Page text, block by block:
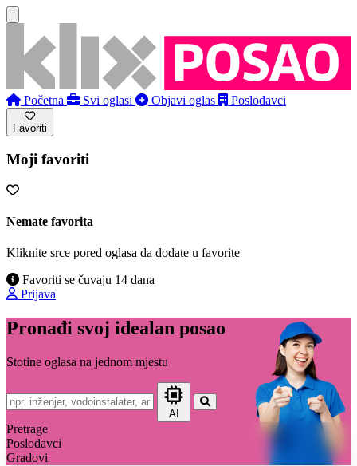
Početna Svi oglasi Objavi oglas Poslodavci
Favoriti
Moji favoriti
Nemate favorita
Kliknite srce pored oglasa da dodate u favorite
Favoriti se čuvaju 14 dana
Prijava
Pronađi svoj idealan posao
Stotine oglasa na jednom mjestu
AI
Pretrage
Poslodavci
Gradovi